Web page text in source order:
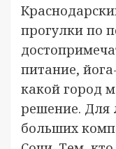
прогулки по
питание,
какой город
решение. Для
больших